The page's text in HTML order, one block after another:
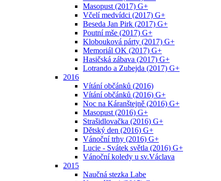
Masopust (2017) G+
Včelí medvídci (2017) G+
Beseda Jan Pirk (2017) G+
Poutní mše (2017) G+
Klobouková párty (2017) G+
Memoriál OK (2017) G+
Hasičská zábava (2017) G+
Lotrando a Zubejda (2017) G+
2016
Vítání občánků (2016)
Vítání občánků (2016) G+
Noc na Káranštejně (2016) G+
Masopust (2016) G+
Strašidlovačka (2016) G+
Dětský den (2016) G+
Vánoční trhy (2016) G+
Lucie - Svátek světla (2016) G+
Vánoční koledy u sv.Václava
2015
Naučná stezka Labe